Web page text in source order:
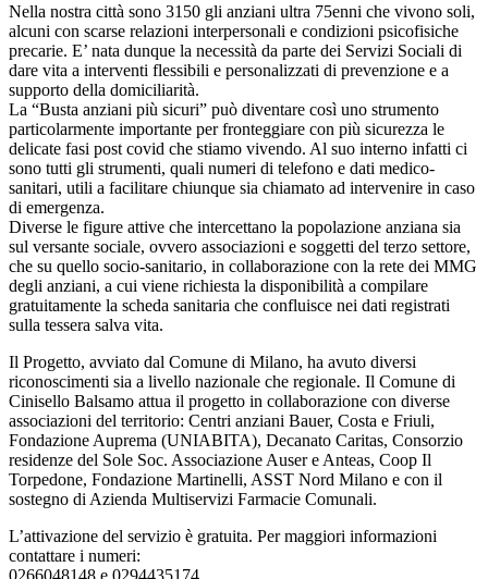
Nella nostra città sono 3150 gli anziani ultra 75enni che vivono soli,
alcuni con scarse relazioni interpersonali e condizioni psicofisiche
precarie. E’ nata dunque la necessità da parte dei Servizi Sociali di
dare vita a interventi flessibili e personalizzati di prevenzione e a
supporto della domiciliarità.
La “Busta anziani più sicuri” può diventare così uno strumento
particolarmente importante per fronteggiare con più sicurezza le
delicate fasi post covid che stiamo vivendo. Al suo interno infatti ci
sono tutti gli strumenti, quali numeri di telefono e dati medico-
sanitari, utili a facilitare chiunque sia chiamato ad intervenire in caso
di emergenza.
Diverse le figure attive che intercettano la popolazione anziana sia
sul versante sociale, ovvero associazioni e soggetti del terzo settore,
che su quello socio-sanitario, in collaborazione con la rete dei MMG
degli anziani, a cui viene richiesta la disponibilità a compilare
gratuitamente la scheda sanitaria che confluisce nei dati registrati
sulla tessera salva vita.
Il Progetto, avviato dal Comune di Milano, ha avuto diversi
riconoscimenti sia a livello nazionale che regionale. Il Comune di
Cinisello Balsamo attua il progetto in collaborazione con diverse
associazioni del territorio: Centri anziani Bauer, Costa e Friuli,
Fondazione Auprema (UNIABITA), Decanato Caritas, Consorzio
residenze del Sole Soc. Associazione Auser e Anteas, Coop Il
Torpedone, Fondazione Martinelli, ASST Nord Milano e con il
sostegno di Azienda Multiservizi Farmacie Comunali.
L’attivazione del servizio è gratuita. Per maggiori informazioni
contattare i numeri:
0266048148 e 0294435174.